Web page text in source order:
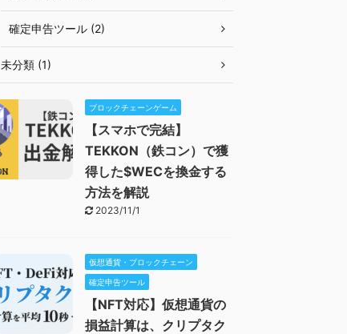
確定申告ツール (2)
未分類 (1)
ブロックチェーンゲーム
【スマホで完結】
TEKKON（鉄コン）で獲
得した$WECを換金する
方法を解説
2023/11/1
仮想通貨・ブロックチェーン
確定申告ツール
【NFT対応】仮想通貨の
損益計算は、クリプタク